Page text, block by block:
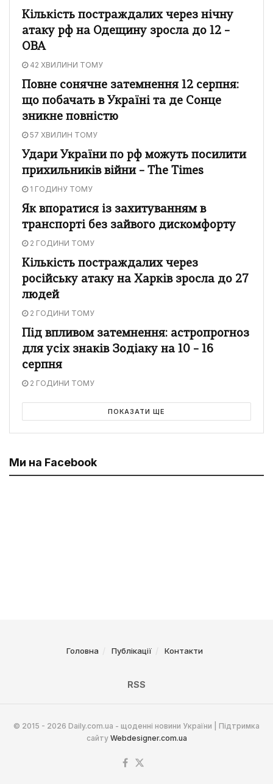
Кількість постраждалих через нічну
атаку рф на Одещину зросла до 12 –
ОВА
42 ХВИЛИНИ ТОМУ
Повне сонячне затемнення 12 серпня:
що побачать в Україні та де Сонце
зникне повністю
57 ХВИЛИН ТОМУ
Удари України по рф можуть посилити
прихильників війни – The Times
1 ГОДИНУ ТОМУ
Як впоратися із захитуванням в
транспорті без зайвого дискомфорту
2 ГОДИНИ ТОМУ
Кількість постраждалих через
російську атаку на Харків зросла до 27
людей
2 ГОДИНИ ТОМУ
Під впливом затемнення: астропрогноз
для усіх знаків Зодіаку на 10 – 16
серпня
2 ГОДИНИ ТОМУ
ПОКАЗАТИ ЩЕ
Ми на Facebook
Головна Публікації Контакти
RSS
© 2015 - 2026 Daily.com.ua - щоденні новини України | Підтримка
сайту Webdesigner.com.ua